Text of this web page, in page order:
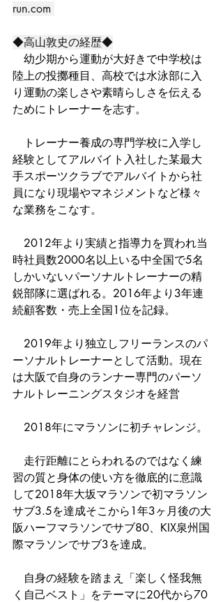
run.com
◆高山敦史の経歴◆
幼少期から運動が大好きで中学校は
陸上の投擲種目、高校では水泳部に入
り運動の楽しさや素晴らしさを伝える
ためにトレーナーを志す。
トレーナー養成の専門学校に入学し
経験としてアルバイト入社した某最大
手スポーツクラブでアルバイトから社
員になり現場やマネジメントなど様々
な業務をこなす。
2012年より実績と指導力を買われ当
時社員数2000名以上いる中全国で5名
しかいないパーソナルトレーナーの精
鋭部隊に選ばれる。2016年より3年連
続顧客数・売上全国1位を記録。
2019年より独立しフリーランスのパ
ーソナルトレーナーとして活動。現在
は大阪で自身のランナー専門のパーソ
ナルトレーニングスタジオを経営
2018年にマラソンに初チャレンジ。
走行距離にとらわれるのではなく練
習の質と身体の使い方を徹底的に意識
して2018年大坂マラソンで初マラソン
サブ3.5を達成そこから1年3ヶ月後の大
阪ハーフマラソンでサブ80、KIX泉州国
際マラソンでサブ3を達成。
自身の経験を踏まえ「楽しく怪我無
く自己ベスト」をテーマに20代から70